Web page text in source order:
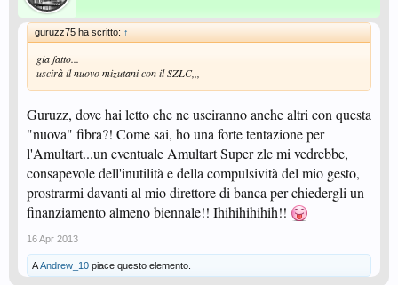
guruzz75 ha scritto: ↑
gia fatto...
uscirà il nuovo mizutani con il SZLC,,,
Guruzz, dove hai letto che ne usciranno anche altri con questa
"nuova" fibra?! Come sai, ho una forte tentazione per
l'Amultart...un eventuale Amultart Super zlc mi vedrebbe,
consapevole dell'inutilità e della compulsività del mio gesto,
prostrarmi davanti al mio direttore di banca per chiedergli un
finanziamento almeno biennale!! Ihihihihihih!!
16 Apr 2013
AAndrew_10 piace questo elemento.